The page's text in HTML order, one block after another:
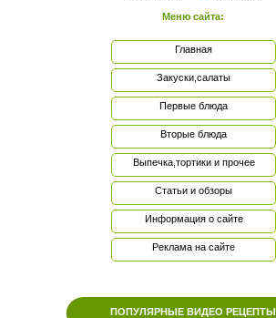
Меню сайта:
Главная
Закуски,салаты
Первые блюда
Вторые блюда
Выпечка,тортики и прочее
Статьи и обзоры
Информация о сайте
Реклама на сайте
ПОПУЛЯРНЫЕ ВИДЕО РЕЦЕПТЫ